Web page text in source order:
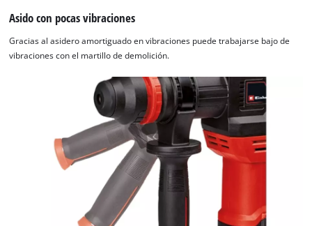
Asido con pocas vibraciones
Gracias al asidero amortiguado en vibraciones puede trabajarse bajo de
vibraciones con el martillo de demolición.